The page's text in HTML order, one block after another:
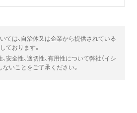
ては、自治体又は企業から提供されている
ております。
安全性、適切性、有用性について弊社（イシ
ないことをご了承ください。